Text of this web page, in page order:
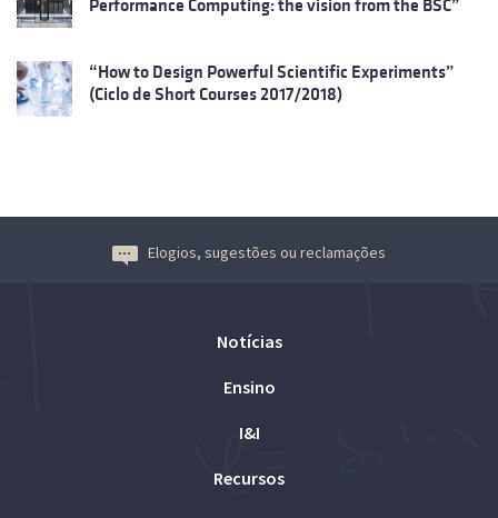
Performance Computing: the vision from the BSC”
“How to Design Powerful Scientific Experiments”
(Ciclo de Short Courses 2017/2018)
Elogios, sugestões ou reclamações
Notícias
Ensino
I&I
Recursos